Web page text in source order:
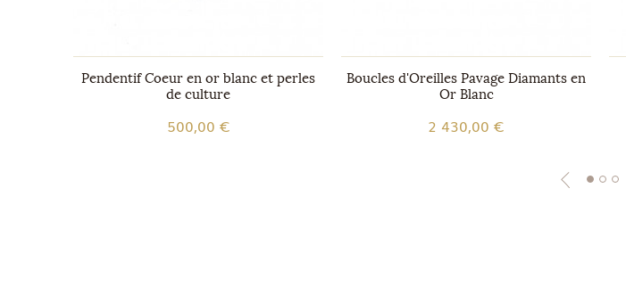
Pendentif Coeur en or blanc et perles
de culture
500,00 €
Boucles d'Oreilles Pavage Diamants en
Or Blanc
2 430,00 €